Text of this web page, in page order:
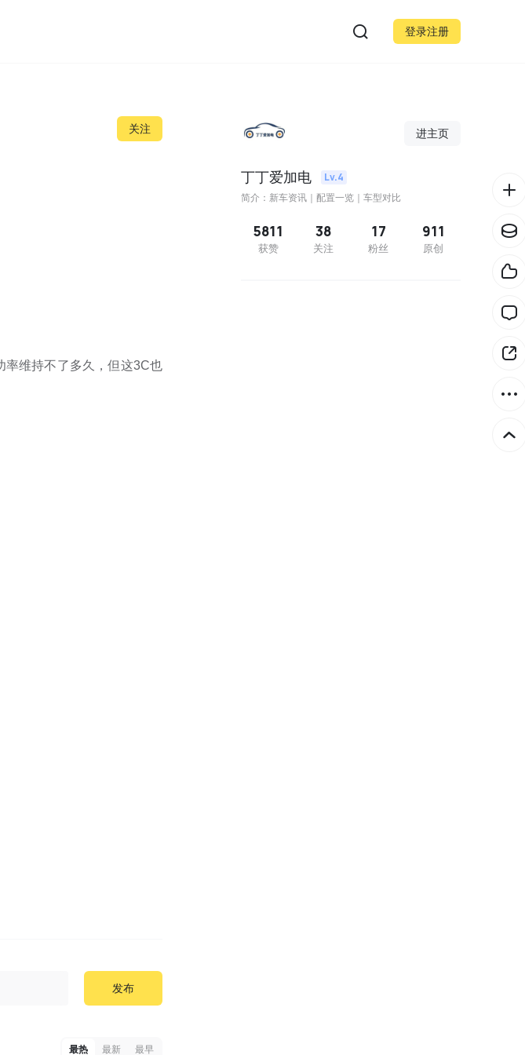
登录注册
关注
率维持不了多久，但这3C也
发布
最热 最新 最早
进主页
丁丁爱加电 Lv.4
简介：新车资讯｜配置一览｜车型对比
5811
获赞
38
关注
17
粉丝
911
原创